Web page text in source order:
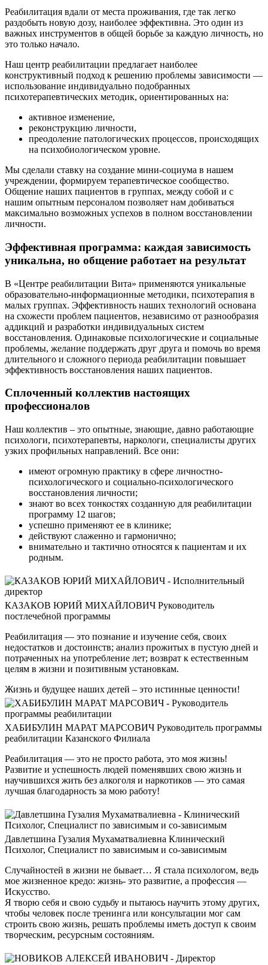
Реабилитация вдали от места проживания, где так легко
раздобыть новую дозу, наиболее эффективна. Это один из
важных инструментов в общей борьбе за каждую личность, но
это только начало.
Наш центр реабилитации предлагает наиболее
конструктивный подход к решению проблемы зависимости —
использование индивидуально подобранных
психотерапевтических методик, ориентированных на:
активное изменение,
реконструкцию личности,
преодоление патологических процессов, происходящих
на психобиологическом уровне.
Мы сделали ставку на создание мини-социума в нашем
учреждении, формируем терапевтическое сообщество.
Общение наших пациентов в группах, между собой и с
нашим опытным персоналом позволяет нам добиваться
максимально возможных успехов в полном восстановлении
личности.
Эффективная программа: каждая зависимость
уникальна, но общение работает на результат
В «Центре реабилитации Вита» применяются уникальные
образовательно-информационные методики, психотерапия в
малых группах. Эффективность наших технологий основана
на схожести проблем пациентов, независимо от разнообразия
аддикций и разработки индивидуальных систем
восстановления. Одинаковые психологические и социальные
проблемы, желание поддержать друг друга и помочь во время
длительного и сложного периода реабилитации повышает
эффективность восстановления наших пациентов.
Сплоченный коллектив настоящих
профессионалов
Наш коллектив – это опытные, знающие, давно работающие
психологи, психотерапевты, наркологи, специалисты других
узких профильных направлений. Все они:
имеют огромную практику в сфере личностно-
психологического и социально-психологического
восстановления личности;
знают во всех тонкостях созданную для реабилитации
программу 12 шагов;
успешно применяют ее в клинике;
действуют слаженно и гармонично;
внимательно и тактично относятся к пациентам и их
родным.
КАЗАКОВ ЮРИЙ МИХАЙЛОВИЧ Руководитель
постлечебной программы
Реабилитация — это познание и изучение себя, своих
недостатков и достоинств; анализ прожитых в пустую дней и
потраченных на употребление лет; возврат к естественным
целям в жизни и позитивным установкам.
Жизнь и будущее наших детей – это истинные ценности!
ХАБИБУЛИН МАРАТ МАРСОВИЧ Руководитель программы
реабилитации Казанского Филиала
Реабилитация — это не просто работа, это моя жизнь!
Развитие и успешность людей поменявших свою жизнь и
научившихся жить без алкоголя и наркотиков — это самая
лучшая благодарность за мою работу!
Давлетшина Гузалия Мухаматвалиевна Клинический
Психолог, Специалист по зависимым и со-зависимым
Случайностей в жизни не бывает… Я стала психологом, ведь
мое жизненное кредо: жизнь- это развитие, а профессия —
Искусство.
Я творю себя и свою судьбу и пытаюсь научить этому других,
чтобы человек после тренинга или консультации мог сам
строить свою жизнь, решать проблемы иметь доступ к своим
творческим, ресурсным состояниям.